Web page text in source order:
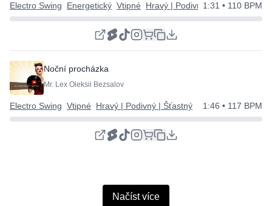
Electro Swing Energetický Vtipné Hravý | Podivný | Šťastný
1:31 • 110 BPM
Noční procházka
Mr. Lex Oleksii Bezsalov
Electro Swing Vtipné Hravý | Podivný | Šťastný 1:46 • 117 BPM
Načíst více